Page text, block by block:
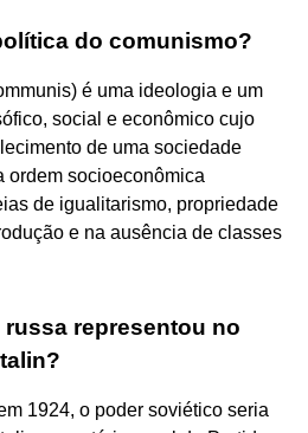
do comunismo?
é uma ideologia e um
social e econômico cujo
de uma sociedade
ordem socioeconômica
de igualitarismo, propriedade
e na ausência de classes
representou no
1924, o poder soviético seria